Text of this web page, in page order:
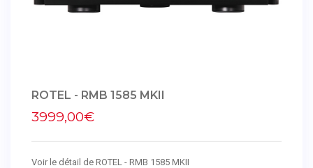
ROTEL - RMB 1585 MKII
3999,00€
Voir le détail de ROTEL - RMB 1585 MKII